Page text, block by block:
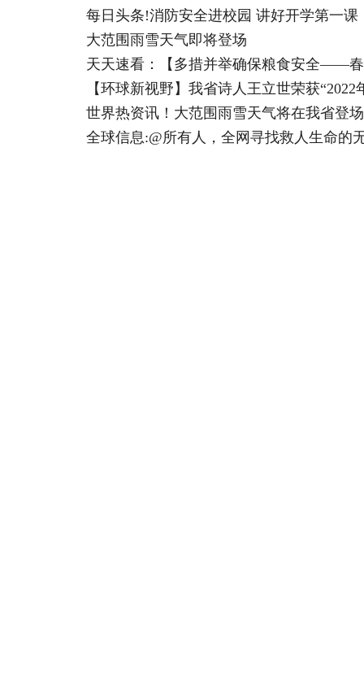
每日头条!消防安全进校园 讲好开学第一课
大范围雨雪天气即将登场
天天速看：【多措并举确保粮食安全——
【环球新视野】我省诗人王立世荣获
世界热资讯！大范围雨雪天气将在我省登场
全球信息:@所有人，全网寻找救人生命的